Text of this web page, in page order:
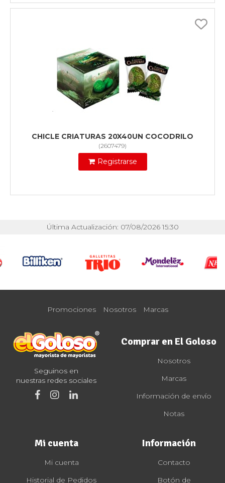
CHICLE CRIATURAS 20X40UN COCODRILO
(2607479)
Registrarse
Última Actualización: 07/08/2026 15:30
Promociones Nosotros Marcas
Seguinos en
nuestras redes sociales
Comprar en El Goloso
Nosotros
Marcas
Información de envío
Notas
Mi cuenta
Mi cuenta
Historial de Pedidos
Información
Contacto
Botón de